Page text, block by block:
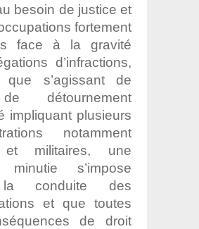
besoin de justice et
fortement
face à la gravité
d’infractions,
que s’agissant de
détournement
impliquant plusieurs
notamment
et militaires, une
minutie s’impose
conduite des
et que toutes
de droit